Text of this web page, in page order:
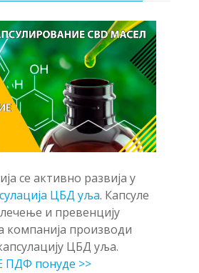
се активно развија у
ЦБД уља. Капсуле
и превенцију
компанија производи
ЦБД уља.
понуде >>